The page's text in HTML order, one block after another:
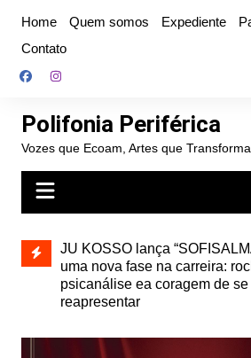
conteúdo
Home Quem somos Expediente
Contato
Polifonia Periférica
Vozes que Ecoam, Artes que
e abre
autoral,
Projota relança a mixtape
de 2010, nas plataformas